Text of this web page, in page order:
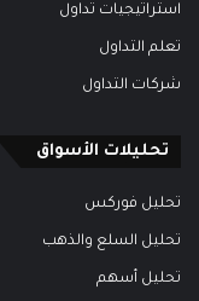
استراتيجيات تداول
تعلم التداول
شركات التداول
تحليلات الأسواق
تحليل فوركس
تحليل السلع والذهب
تحليل أسهم